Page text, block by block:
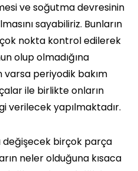
ve soğutma devresinin
sayabiliriz. Bunların
nokta kontrol edilerek
olup olmadığına
varsa periyodik bakım
ile birlikte onların
verilecek yapılmaktadır.
değişecek birçok parça
neler olduğuna kısaca